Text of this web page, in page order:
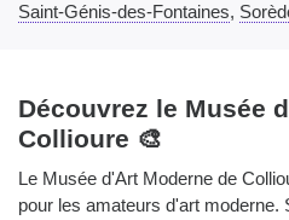
Saint-Génis-des-Fontaines,
Découvrez le Musée
Collioure 🎨
Le Musée d'Art Moderne de
pour les amateurs d'art moderne.